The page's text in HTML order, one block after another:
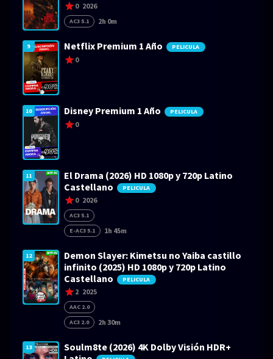
0 2026
AC3 5.1 2h 0m
9 Netflix Premium 1 Año PELICULA
0
10 Disney Premium 1 Año PELICULA
0
11
El Drama (2026) HD 1080p y 720p Latino
Castellano
PELICULA
0 2026
AC3 5.1
E-AC3 5.1
1h 45m
12
Demon Slayer: Kimetsu no Yaiba castillo
infinito (2025) HD 1080p y 720p Latino
Castellano
PELICULA
2 2025
AAC 2.0
AC3 2.0
2h 30m
13
Soulm8te (2026) 4K Dolby Visión HDR+